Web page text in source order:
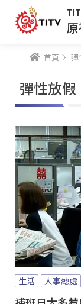
首頁 彈
彈性放假
生活 人事總處